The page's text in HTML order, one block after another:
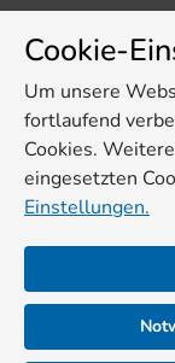
Cookie-
Um unsere
fortlaufend
Cookies.
eingesetzten
Einstellungen.